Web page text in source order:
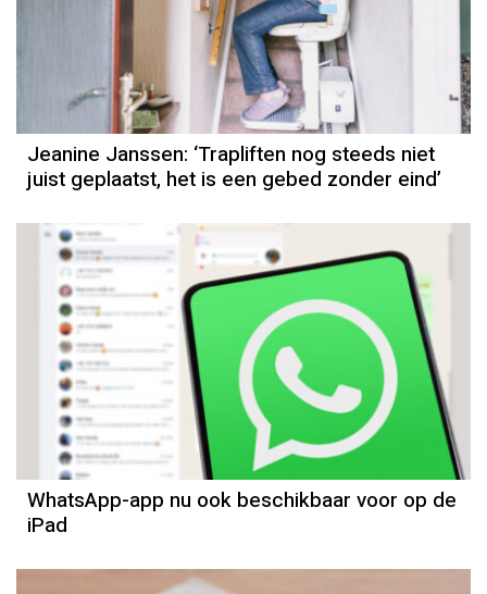
Column
Jeanine Janssen
Jeanine Janssen: ‘Trapliften nog steeds niet
juist geplaatst, het is een gebed zonder eind’
WhatsApp-app nu ook beschikbaar voor op de
iPad